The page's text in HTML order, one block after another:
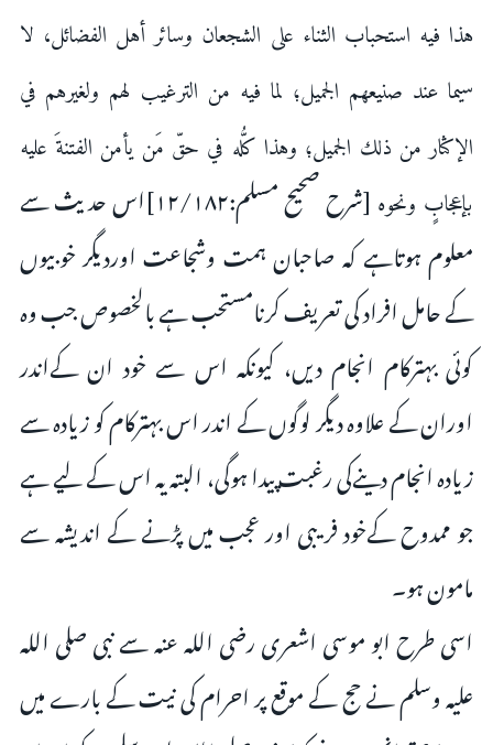
هذا فيه استحباب الثناء على الشجعان وسائر أهل الفضائل، لا
سيما عند صنيعهم الجميل؛ لما فيه من الترغيب لهم ولغيرهم في
الإكثار من ذلك الجميل؛ وهذا كلُّه في حقّ مَن يأمن الفتنةَ عليه
بإعجابٍ ونحوه
[شرح صحیح مسلم:۱۲/۱۸۲]اس حدیث سے
معلوم ہوتاہے کہ صاحبان ہمت وشجاعت اوردیگر خوبیوں
کے حامل افراد کى تعریف کرنامستحب ہے بالخصوص جب وه
كوئى بہترکام انجام ديں، کیونکہ اس سے خود ان کےاندر
اوران کے علاوہ دیگر لوگوں کے اندر اس بہترکام کو زیادہ سے
زیادہ انجام دینےکى رغبت پیدا ہوگى، البتہ یہ اس کے لیے ہے
جو ممدوح کےخود فریبى اور عجب میں پڑنے کے اندیشہ سے
مامون ہو۔
اسى طرح ابو موسى اشعرى رضی اللہ عنہ سے نبى صلى اللہ
علیہ وسلم نے حج کے موقع پر احرام کى نیت کے بارے میں